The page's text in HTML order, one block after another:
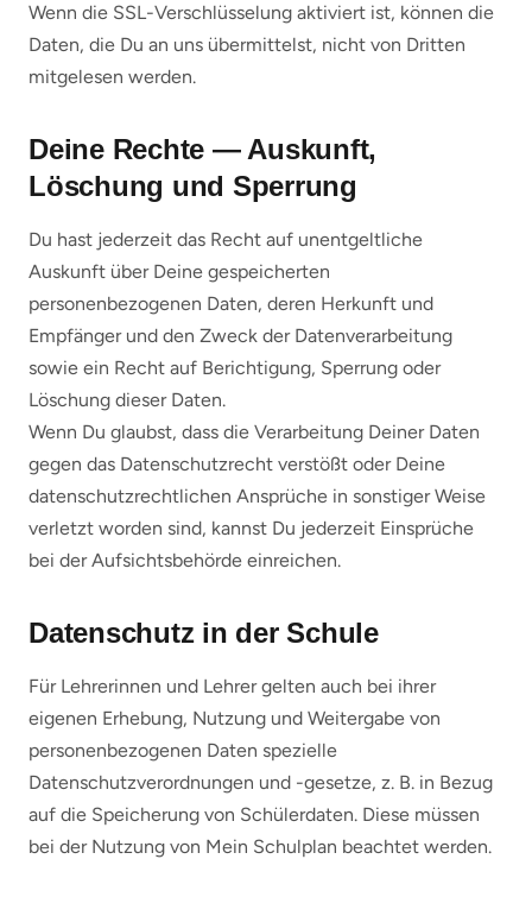
Wenn die SSL-Verschlüsselung aktiviert ist, können die
Daten, die Du an uns übermittelst, nicht von Dritten
mitgelesen werden.
Deine Rechte — Auskunft,
Löschung und Sperrung
Du hast jederzeit das Recht auf unentgeltliche
Auskunft über Deine gespeicherten
personenbezogenen Daten, deren Herkunft und
Empfänger und den Zweck der Datenverarbeitung
sowie ein Recht auf Berichtigung, Sperrung oder
Löschung dieser Daten.
Wenn Du glaubst, dass die Verarbeitung Deiner Daten
gegen das Datenschutzrecht verstößt oder Deine
datenschutzrechtlichen Ansprüche in sonstiger Weise
verletzt worden sind, kannst Du jederzeit Einsprüche
bei der Aufsichtsbehörde einreichen.
Datenschutz in der Schule
Für Lehrerinnen und Lehrer gelten auch bei ihrer
eigenen Erhebung, Nutzung und Weitergabe von
personenbezogenen Daten spezielle
Datenschutzverordnungen und -gesetze, z. B. in Bezug
auf die Speicherung von Schülerdaten. Diese müssen
bei der Nutzung von Mein Schulplan beachtet werden.